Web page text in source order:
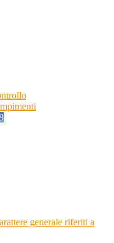
generale riferiti a